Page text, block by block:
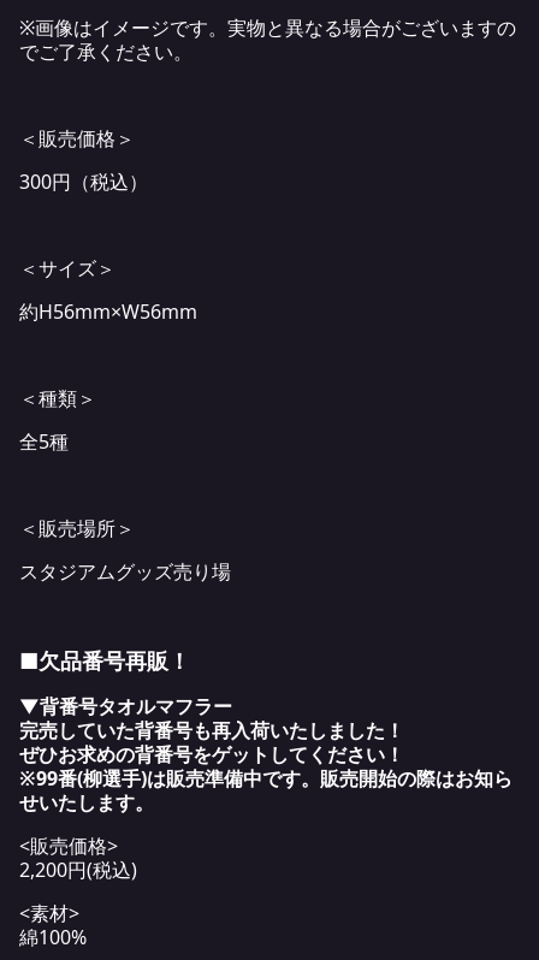
※画像はイメージです。実物と異なる場合がございますの
でご了承ください。
＜販売価格＞
300円（税込）
＜サイズ＞
約H56mm×W56mm
＜種類＞
全5種
＜販売場所＞
スタジアムグッズ売り場
■欠品番号再販！
▼背番号タオルマフラー
完売していた背番号も再入荷いたしました！
ぜひお求めの背番号をゲットしてください！
※99番(柳選手)は販売準備中です。販売開始の際はお知ら
せいたします。
<販売価格>
2,200円(税込)
<素材>
綿100%